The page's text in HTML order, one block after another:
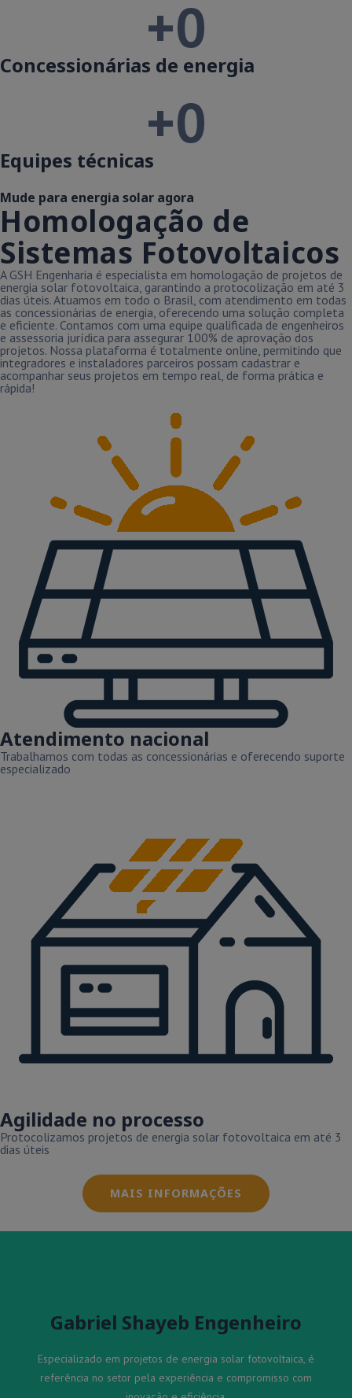
+0
Concessionárias de energia
+0
Equipes técnicas
Mude para energia solar agora
Homologação de
Sistemas Fotovoltaicos
A GSH Engenharia é especialista em homologação de projetos de
energia solar fotovoltaica, garantindo a protocolização em até 3
dias úteis. Atuamos em todo o Brasil, com atendimento em todas
as concessionárias de energia, oferecendo uma solução completa
e eficiente. Contamos com uma equipe qualificada de engenheiros
e assessoria jurídica para assegurar 100% de aprovação dos
projetos. Nossa plataforma é totalmente online, permitindo que
integradores e instaladores parceiros possam cadastrar e
acompanhar seus projetos em tempo real, de forma prática e
rápida!
Atendimento nacional
Trabalhamos com todas as concessionárias e oferecendo suporte
especializado
Agilidade no processo
Protocolizamos projetos de energia solar fotovoltaica em até 3
dias úteis
MAIS INFORMAÇÕES
Gabriel Shayeb Engenheiro
Especializado em projetos de energia solar fotovoltaica, é
referência no setor pela experiência e compromisso com